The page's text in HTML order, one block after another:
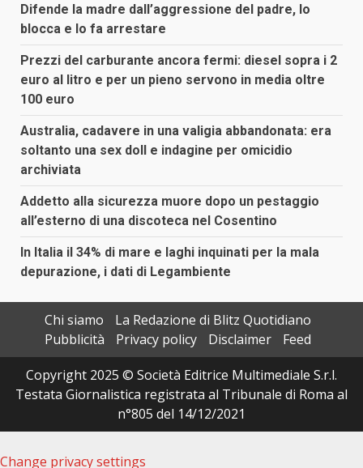
Difende la madre dall’aggressione del padre, lo
blocca e lo fa arrestare
Prezzi del carburante ancora fermi: diesel sopra i 2
euro al litro e per un pieno servono in media oltre
100 euro
Australia, cadavere in una valigia abbandonata: era
soltanto una sex doll e indagine per omicidio
archiviata
Addetto alla sicurezza muore dopo un pestaggio
all’esterno di una discoteca nel Cosentino
In Italia il 34% di mare e laghi inquinati per la mala
depurazione, i dati di Legambiente
Chi siamo
La Redazione di Blitz Quotidiano
Pubblicità
Privacy policy Disclaimer
Feed
Copyright 2025 © Società Editrice Multimediale S.r.l.
Testata Giornalistica registrata al Tribunale di Roma al
n°805 del 14/12/2021
Change privacy settings